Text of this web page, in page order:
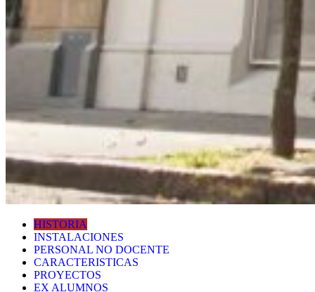
HISTORIA
INSTALACIONES
PERSONAL NO DOCENTE
CARACTERISTICAS
PROYECTOS
EX ALUMNOS